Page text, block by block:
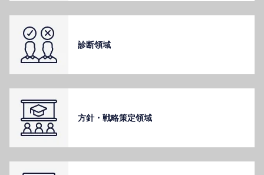
診断領域
⽅針・戦略策定領域